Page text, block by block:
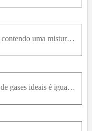
13–22C Considere um tanque rígido contendo uma mistura de dois gases ideais. Em um dado momento, uma válvula é aberta, e parte do gás escapa. Como resultado, a pressão do tanque cai. A pressão parcial
13 – 26 C A pressão de uma mistura de gases ideais é igual à soma das pressões parciais de cada gás individual da mistura. Essa declaração está correta? Caso contrário, como você corrigiria isso?